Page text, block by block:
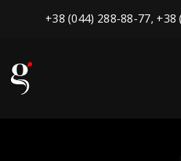
+38 (044) 288-88-77, +38